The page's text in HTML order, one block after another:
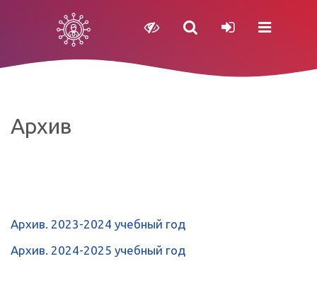
Архив
Архив. 2023-2024 учебный год
Архив. 2024-2025 учебный год